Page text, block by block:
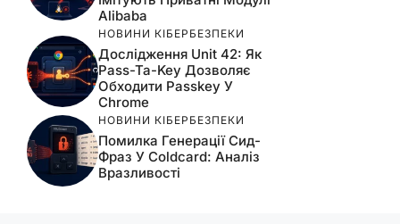
Alibaba
НОВИНИ КІБЕРБЕЗПЕКИ
Дослідження Unit 42: Як
Pass-Ta-Key Дозволяє
Обходити Passkey У
Chrome
НОВИНИ КІБЕРБЕЗПЕКИ
Помилка Генерації Сид-
Фраз У Coldcard: Аналіз
Вразливості